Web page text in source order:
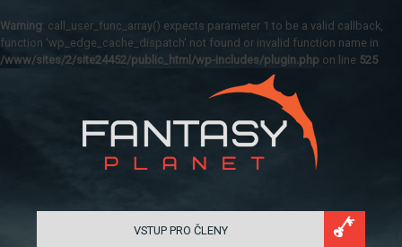
Warning: call_user_func_array() expects parameter 1 to be a valid callback,
function 'wp_edge_cache_dispatch' not found or invalid function name in
/www/sites/2/site24452/public_html/wp-includes/plugin.php on line 525
VSTUP PRO ČLENY